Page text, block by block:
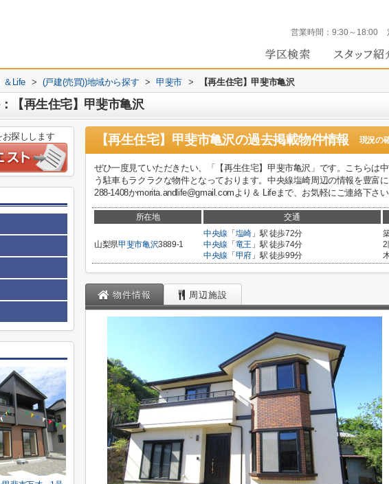
営業時間： 9:30～18:00
＆Life > (戸建(売買))地域から探す > 甲斐市 > 【再生住宅】甲斐市亀沢
【再生住宅】甲斐市亀沢
【再生住宅】甲斐市亀沢の過去掲載物件情報 現況の
ぜひ一度見ていただきたい、「【再生住宅】甲斐市亀沢」です。こちらは
う駐車もラクラクな物件となっております。中央線塩崎周辺の情報を豊富
288-1408かmorita.andlife@gmail.comより＆ Lifeまで、お気軽にご連絡下さい
所在地 交通
山梨県甲斐市亀沢3889-1
中央線 「 塩崎」駅 徒歩72分
中央線 「 竜王 」駅 徒歩74分
中央線 「 甲府」駅 徒歩99分
2
物件情報 周辺施設
探しします